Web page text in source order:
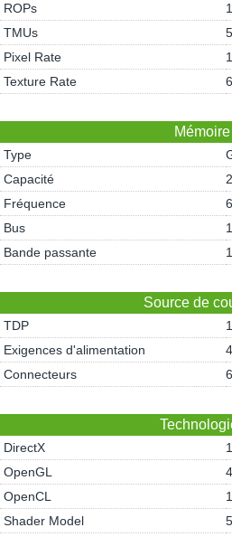
ROPs
TMUs
Pixel Rate
Texture Rate
Mémoire
Type
Capacité
Fréquence
Bus
Bande passante
Source de
TDP
Exigences d'alimentation
Connecteurs
DirectX
OpenGL
OpenCL
Shader Model